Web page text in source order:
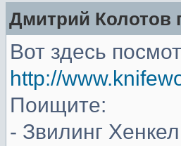
Дмитрий Колотов
Вот здесь
http://
Поищите:
- Звилинг